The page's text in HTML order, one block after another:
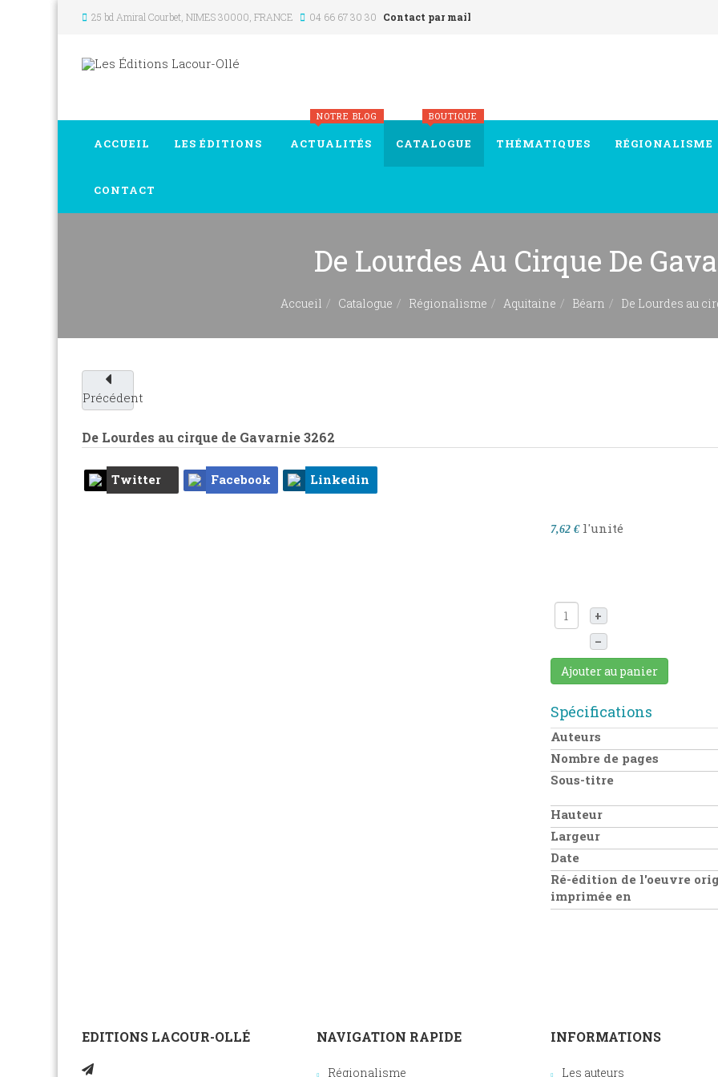
25 bd Amiral Courbet , NIMES30000 FRANCE 04 66 67 30 30 Contact par mail
ACCUEIL LES ÉDITIONS ACTUALITÉS
NOTRE BLOG
CATALOGUE
BOUTIQUE
THÉMATIQUES RÉGIONALISME
CONTACT
De Lourdes Au Cirque De
Accueil Catalogue Régionalisme Aquitaine Béarn De Lourdes au
Précédent
De Lourdes au cirque de Gavarnie3262
Twitter Facebook Linkedin
7,62 € l'unité
+
–
Ajouter au panier
Spécifications
Auteurs
Nombre de pages
Sous-titre
Hauteur
Largeur
Date
Ré-édition de l'oeuvre
imprimée en
EDITIONS LACOUR-OLLÉ NAVIGATION RAPIDE
Régionalisme
INFORMATIONS
Les auteurs